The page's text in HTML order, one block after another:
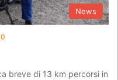
News
breve di 13 km percorsi in